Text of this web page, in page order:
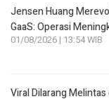
Jensen Huang
GaaS: Operasi
01/08/2026 | 13:54 WIB
Viral Dilarang